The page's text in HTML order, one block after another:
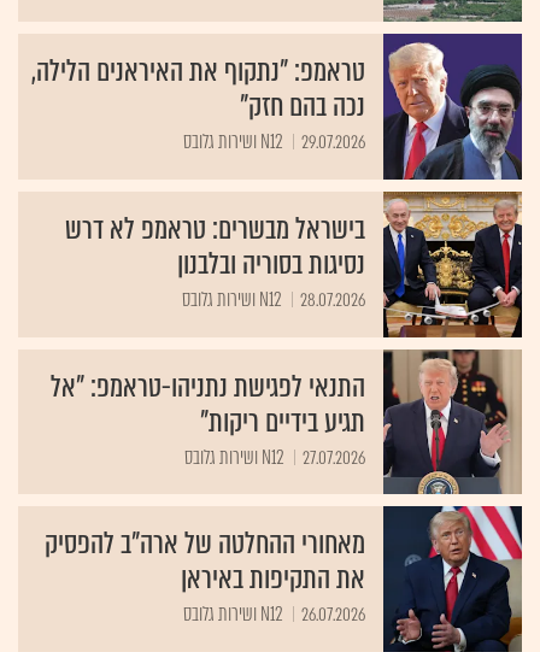
טראמפ: "נתקוף את האיראנים הלילה,
נכה בהם חזק"
29.07.2026 N12 ושירות גלובס
בישראל מבשרים: טראמפ לא דרש
נסיגות בסוריה ובלבנון
28.07.2026 N12 ושירות גלובס
התנאי לפגישת נתניהו-טראמפ: "אל
תגיע בידיים ריקות"
27.07.2026 N12 ושירות גלובס
מאחורי ההחלטה של ארה"ב להפסיק
את התקיפות באיראן
26.07.2026 N12 ושירות גלובס